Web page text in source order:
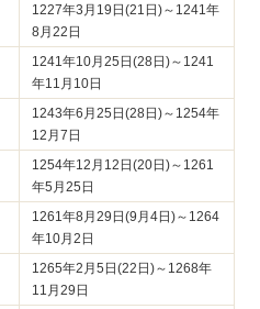
1227年3月19日(21日)～1241年
8月22日
1241年10月25日(28日)～1241
年11月10日
1243年6月25日(28日)～1254年
12月7日
1254年12月12日(20日)～1261
年5月25日
1261年8月29日(9月4日)～1264
年10月2日
1265年2月5日(22日)～1268年
11月29日